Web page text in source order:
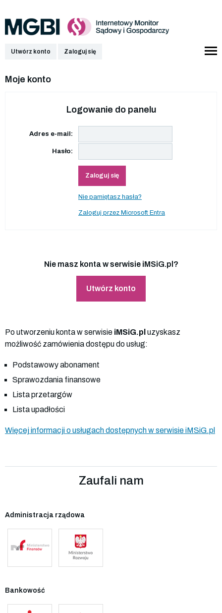
Utwórz konto Zaloguj się
Moje konto
Logowanie do panelu
Adres e-mail:
Hasło:
Zaloguj się
Nie pamiętasz hasła?
Zaloguj przez Microsoft Entra
Nie masz konta w serwisie iMSiG.pl?
Utwórz konto
Po utworzeniu konta w serwisie iMSiG.pl uzyskasz
możliwość zamówienia dostępu do usług:
Podstawowy abonament
Sprawozdania finansowe
Lista przetargów
Lista upadłości
Więcej informacji o usługach dostępnych w serwisie iMSiG.pl
Zaufali nam
Administracja rządowa
Bankowość